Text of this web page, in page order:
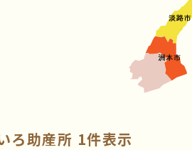
ろ助産所 1件表示